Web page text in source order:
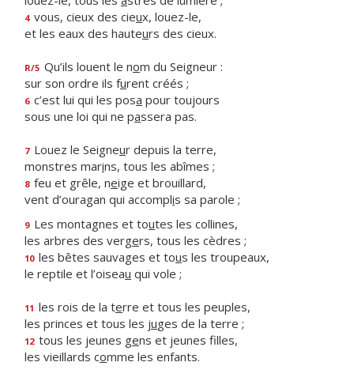
4 vous, cieux des cieux, louez-le,
et les eaux des hauteurs des cieux.
R/5 Qu’ils louent le nom du Seigneur :
sur son ordre ils furent créés ;
6 c’est lui qui les posa pour toujours
sous une loi qui ne passera pas.
7 Louez le Seigneur depuis la terre,
monstres marins, tous les abîmes ;
8 feu et grêle, neige et brouillard,
vent d’ouragan qui accomplis sa parole ;
9 Les montagnes et toutes les collines,
les arbres des vergers, tous les cèdres ;
10 les bêtes sauvages et tous les troupeaux,
le reptile et l’oiseau qui vole ;
11 les rois de la terre et tous les peuples,
les princes et tous les juges de la terre ;
12 tous les jeunes gens et jeunes filles,
les vieillards comme les enfants.